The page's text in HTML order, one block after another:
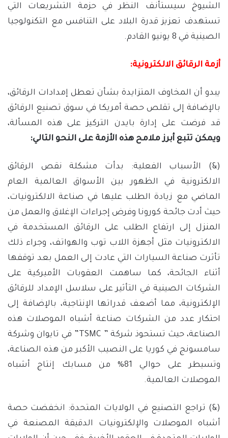
الشيوخ سيستأنف النظر في حزمة التشريعات التي
تستهدف تعزيز قدرة البلاد على التنافس مع التكنولوجيا
الصينية في 8 يونيو القادم.
أزمة الرقائق الالكترونية:
يبدو أن المخاوف المتزايدة بشأن تعطل إمدادات الرقائق،
بالإضافة إلى تقلص حصة أمريكا في سوق تصنيع الرقائق
قد فرضت على إدارة بايدن التركيز على هذه المسألة،
ويمكن تتبع أبرز ملامح هذه الأزمة على النحو التالي:
(&) الأسباب الفعلية: بدأت مشكلة نقص الرقائق
الالكترونية في الظهور بين الأسواق العالمية العام
الماضي مع زيادة الطلب عليها في صناعة الالكترونيات،
حيث أدت جائحة كورونا وفرض إجراءات الإغلاق والعمل من
المنزل إلى ارتفاع الطلب على الرقائق المستخدمة في
الالكترونيات مثل أجهزة اللاب توب والهواتف، وجراء ذلك
تأثرت صناعة السيارات التي عادت إلى العمل بعد توقفها
أثناء الجائحة، كما ساهمت العقوبات الأميركية على
الشركات الصينية في التأثير على سلاسل الإمداد للرقائق
الإلكترونية، مما أضعف قدراتها الإنتاجية، بالإضافة إلى
احتكار عدد من الشركات صناعة أشباه الموصلات هذه
الصناعة، حيث تستحوذ شركة ” TSMC” في تايوان وشركة
سامسونج في كوريا على النصيب الأكبر من هذه الصناعة،
وتسيطر على حوالي 81% من مسابك إنتاج أشباه
الموصلات العالمية.
(&) تراجع التصنيع في الولايات المتحدة: انخفضت حصة
أشباه الموصلات والإلكترونيات الدقيقة المصنعة في